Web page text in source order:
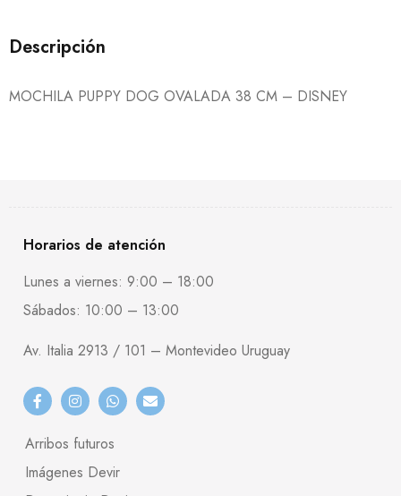
Descripción
MOCHILA PUPPY DOG OVALADA 38 CM – DISNEY
Horarios de atención
Lunes a viernes: 9:00 – 18:00
Sábados: 10:00 – 13:00
Av. Italia 2913 / 101 – Montevideo Uruguay
Arribos futuros
Imágenes Devir